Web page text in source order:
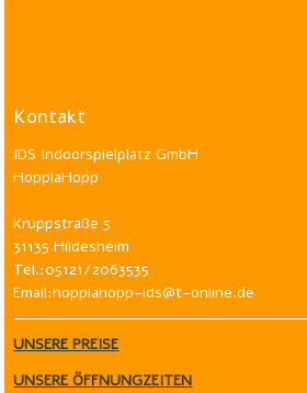
Kontakt
IDS Indoorspielplatz GmbH
HopplaHopp
Kruppstraße 5
31135 Hildesheim
Tel.:05121/2063535
Email:hopplahopp-ids@t-online.de
UNSERE PREISE
UNSERE ÖFFNUNGZEITEN